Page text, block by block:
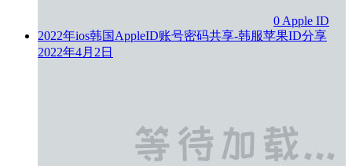
0 Apple ID
2022年ios韩国AppleID账号密码共享-韩服苹果ID分享
2022年4月2日